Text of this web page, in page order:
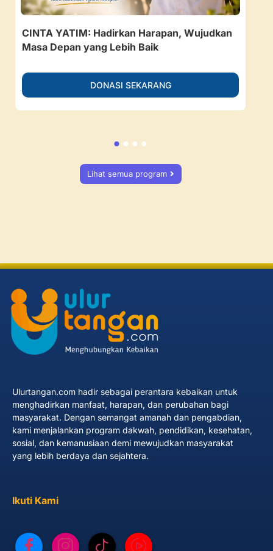
CINTA YATIM: Hadirkan Harapan, Wujudkan
Masa Depan yang Lebih Baik
DONASI SEKARANG
Lihat semua program
Ulurtangan.com hadir sebagai perantara kebaikan untuk
menghadirkan manfaat, harapan, dan perubahan bagi
masyarakat. Dengan semangat amanah dan pengabdian,
kami menjalankan program dakwah, pendidikan, kesehatan,
sosial, dan kemanusiaan demi mewujudkan masyarakat
yang lebih berdaya dan sejahtera.
Ikuti Kami